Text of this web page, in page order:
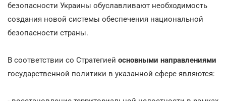
безопасности Украины обуславливают необходимость
создания новой системы обеспечения национальной
безопасности страны.
В соответствии со Стратегией основными направлениями
государственной политики в указанной сфере являются: